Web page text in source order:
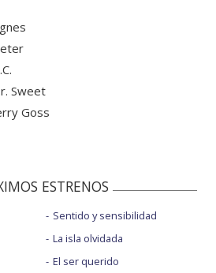
Sweet
Goss
ESTRENOS
Sentido y sensibilidad
La isla olvidada
El ser querido